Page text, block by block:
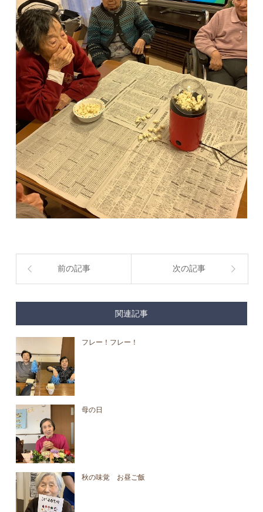
前の記事 次の記事
関連記事
フレー！フレー！
母の日
秋の味覚 お昼ご飯